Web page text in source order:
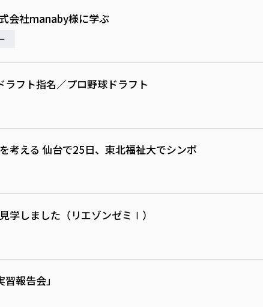
会社manaby様に学ぶ
ラフト指名／プロ野球ドラフト
考える 仙台で25日、東北福祉大でシンポ
学しました（リエゾンゼミⅠ）
報告会」